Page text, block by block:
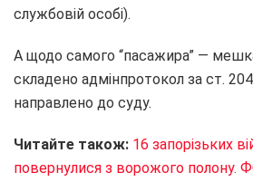
службовій особі).
А щодо самого “пасажира” —
складено адмінпротокол за ст.
направлено до суду.
Читайте також: 16 запорізьких
повернулися з ворожого полону.